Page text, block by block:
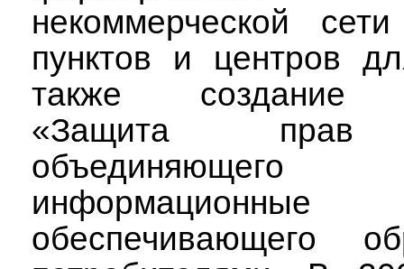
некоммерческой
пунктов и центров
также создание
«Защита прав
объединяющего
обеспечивающего